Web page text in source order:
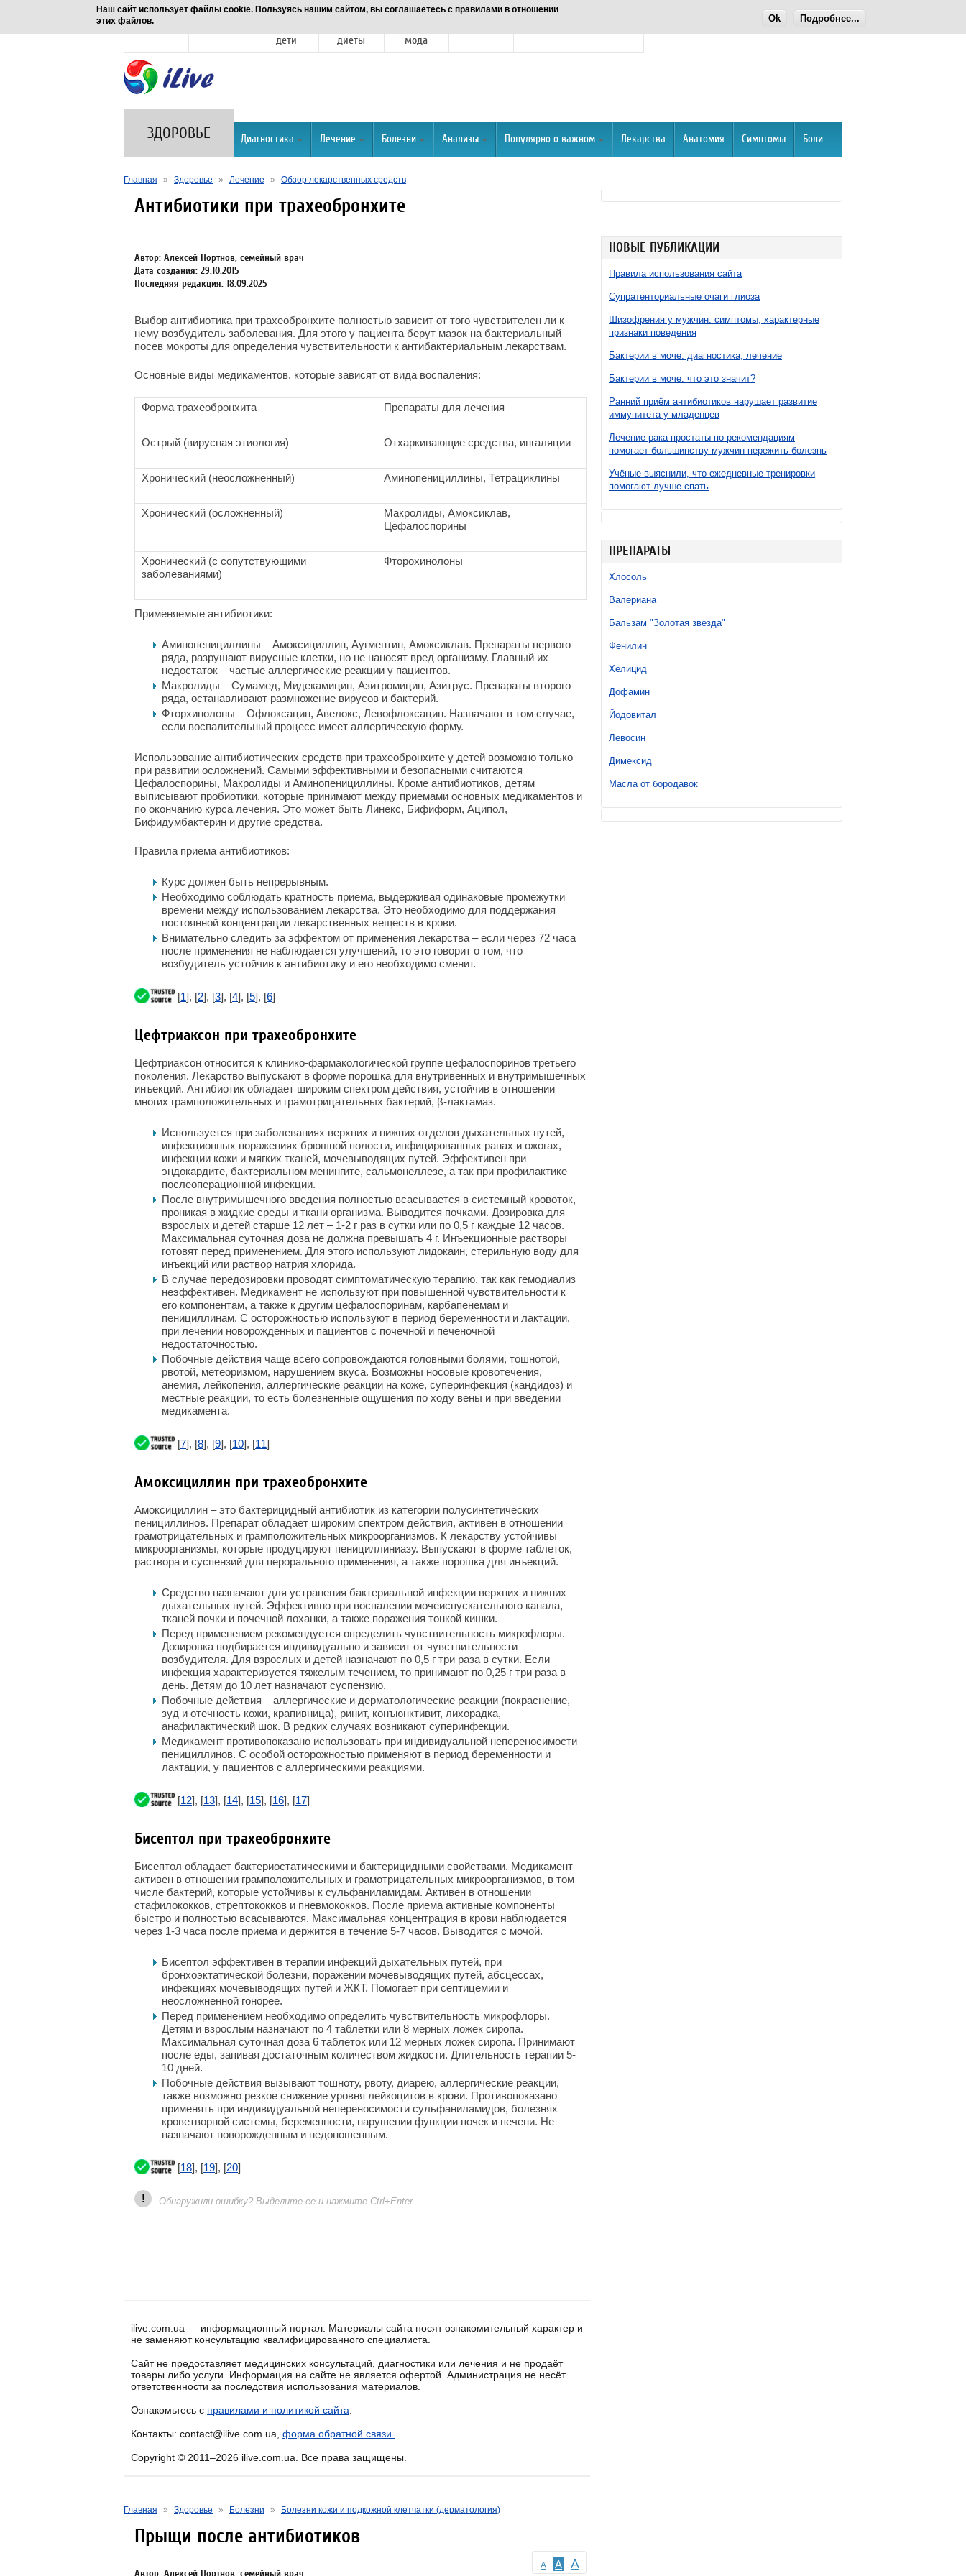
Наш сайт использует файлы cookie. Пользуясь нашим сайтом, вы соглашаетесь с правилами в отношении
этих файлов.
Ok Подробнее...
Новости
дети
диеты
мода
ЗДОРОВЬЕ Диагностика Лечение Болезни Анализы Популярно о важном Лекарства Анатомия Симптомы Боли
Главная » Здоровье » Лечение » Обзор лекарственных средств
НОВЫЕ ПУБЛИКАЦИИ
Правила использования сайта
Супратенториальные очаги глиоза
Шизофрения у мужчин: симптомы, характерные
признаки поведения
Бактерии в моче: диагностика, лечение
Бактерии в моче: что это значит?
Ранний приём антибиотиков нарушает развитие
иммунитета у младенцев
Лечение рака простаты по рекомендациям
помогает большинству мужчин пережить болезнь
Учёные выяснили, что ежедневные тренировки
помогают лучше спать
ПРЕПАРАТЫ
Хлосоль
Валериана
Бальзам "Золотая звезда"
Фенилин
Хелицид
Дофамин
Йодовитал
Левосин
Димексид
Масла от бородавок
Антибиотики при трахеобронхите
Автор: Алексей Портнов, семейный врач
Дата создания: 29.10.2015
Последняя редакция: 18.09.2025
Выбор антибиотика при трахеобронхите полностью зависит от того чувствителен ли к
нему возбудитель заболевания. Для этого у пациента берут мазок на бактериальный
посев мокроты для определения чувствительности к антибактериальным лекарствам.
Основные виды медикаментов, которые зависят от вида воспаления:
Форма трахеобронхита Препараты для лечения
Острый (вирусная этиология) Отхаркивающие средства, ингаляции
Хронический (неосложненный) Аминопенициллины, Тетрациклины
Хронический (осложненный)
Макролиды, Амоксиклав,
Цефалоспорины
Хронический (с сопутствующими
заболеваниями)
Фторохинолоны
Применяемые антибиотики:
Аминопенициллины – Амоксициллин, Аугментин, Амоксиклав. Препараты первого
ряда, разрушают вирусные клетки, но не наносят вред организму. Главный их
недостаток – частые аллергические реакции у пациентов.
Макролиды – Сумамед, Мидекамицин, Азитромицин, Азитрус. Препараты второго
ряда, останавливают размножение вирусов и бактерий.
Фторхинолоны – Офлоксацин, Авелокс, Левофлоксацин. Назначают в том случае,
если воспалительный процесс имеет аллергическую форму.
Использование антибиотических средств при трахеобронхите у детей возможно только
при развитии осложнений. Самыми эффективными и безопасными считаются
Цефалоспорины, Макролиды и Аминопенициллины. Кроме антибиотиков, детям
выписывают пробиотики, которые принимают между приемами основных медикаментов и
по окончанию курса лечения. Это может быть Линекс, Бифиформ, Аципол,
Бифидумбактерин и другие средства.
Правила приема антибиотиков:
Курс должен быть непрерывным.
Необходимо соблюдать кратность приема, выдерживая одинаковые промежутки
времени между использованием лекарства. Это необходимо для поддержания
постоянной концентрации лекарственных веществ в крови.
Внимательно следить за эффектом от применения лекарства – если через 72 часа
после применения не наблюдается улучшений, то это говорит о том, что
возбудитель устойчив к антибиотику и его необходимо сменит.
[1], [2], [3], [4], [5], [6]
Цефтриаксон при трахеобронхите
Цефтриаксон относится к клинико-фармакологической группе цефалоспоринов третьего
поколения. Лекарство выпускают в форме порошка для внутривенных и внутримышечных
инъекций. Антибиотик обладает широким спектром действия, устойчив в отношении
многих грамположительных и грамотрицательных бактерий, β-лактамаз.
Используется при заболеваниях верхних и нижних отделов дыхательных путей,
инфекционных поражениях брюшной полости, инфицированных ранах и ожогах,
инфекции кожи и мягких тканей, мочевыводящих путей. Эффективен при
эндокардите, бактериальном менингите, сальмонеллезе, а так при профилактике
послеоперационной инфекции.
После внутримышечного введения полностью всасывается в системный кровоток,
проникая в жидкие среды и ткани организма. Выводится почками. Дозировка для
взрослых и детей старше 12 лет – 1-2 г раз в сутки или по 0,5 г каждые 12 часов.
Максимальная суточная доза не должна превышать 4 г. Инъекционные растворы
готовят перед применением. Для этого используют лидокаин, стерильную воду для
инъекций или раствор натрия хлорида.
В случае передозировки проводят симптоматическую терапию, так как гемодиализ
неэффективен. Медикамент не используют при повышенной чувствительности к
его компонентам, а также к другим цефалоспоринам, карбапенемам и
пенициллинам. С осторожностью используют в период беременности и лактации,
при лечении новорожденных и пациентов с почечной и печеночной
недостаточностью.
Побочные действия чаще всего сопровождаются головными болями, тошнотой,
рвотой, метеоризмом, нарушением вкуса. Возможны носовые кровотечения,
анемия, лейкопения, аллергические реакции на коже, суперинфекция (кандидоз) и
местные реакции, то есть болезненные ощущения по ходу вены и при введении
медикамента.
[7], [8], [9], [10], [11]
Амоксициллин при трахеобронхите
Амоксициллин – это бактерицидный антибиотик из категории полусинтетических
пенициллинов. Препарат обладает широким спектром действия, активен в отношении
грамотрицательных и грамположительных микроорганизмов. К лекарству устойчивы
микроорганизмы, которые продуцируют пенициллиниазу. Выпускают в форме таблеток,
раствора и суспензий для перорального применения, а также порошка для инъекций.
Средство назначают для устранения бактериальной инфекции верхних и нижних
дыхательных путей. Эффективно при воспалении мочеиспускательного канала,
тканей почки и почечной лоханки, а также поражения тонкой кишки.
Перед применением рекомендуется определить чувствительность микрофлоры.
Дозировка подбирается индивидуально и зависит от чувствительности
возбудителя. Для взрослых и детей назначают по 0,5 г три раза в сутки. Если
инфекция характеризуется тяжелым течением, то принимают по 0,25 г три раза в
день. Детям до 10 лет назначают суспензию.
Побочные действия – аллергические и дерматологические реакции (покраснение,
зуд и отечность кожи, крапивница), ринит, конъюнктивит, лихорадка,
анафилактический шок. В редких случаях возникают суперинфекции.
Медикамент противопоказано использовать при индивидуальной непереносимости
пенициллинов. С особой осторожностью применяют в период беременности и
лактации, у пациентов с аллергическими реакциями.
[12], [13], [14], [15], [16], [17]
Бисептол при трахеобронхите
Бисептол обладает бактериостатическими и бактерицидными свойствами. Медикамент
активен в отношении грамположительных и грамотрицательных микроорганизмов, в том
числе бактерий, которые устойчивы к сульфаниламидам. Активен в отношении
стафилококков, стрептококков и пневмококков. После приема активные компоненты
быстро и полностью всасываются. Максимальная концентрация в крови наблюдается
через 1-3 часа после приема и держится в течение 5-7 часов. Выводится с мочой.
Бисептол эффективен в терапии инфекций дыхательных путей, при
бронхоэктатической болезни, поражении мочевыводящих путей, абсцессах,
инфекциях мочевыводящих путей и ЖКТ. Помогает при септицемии и
неосложненной гонорее.
Перед применением необходимо определить чувствительность микрофлоры.
Детям и взрослым назначают по 4 таблетки или 8 мерных ложек сиропа.
Максимальная суточная доза 6 таблеток или 12 мерных ложек сиропа. Принимают
после еды, запивая достаточным количеством жидкости. Длительность терапии 5-
10 дней.
Побочные действия вызывают тошноту, рвоту, диарею, аллергические реакции,
также возможно резкое снижение уровня лейкоцитов в крови. Противопоказано
применять при индивидуальной непереносимости сульфаниламидов, болезнях
кроветворной системы, беременности, нарушении функции почек и печени. Не
назначают новорожденным и недоношенным.
[18], [19], [20]
! Обнаружили ошибку? Выделите ее и нажмите Ctrl+Enter.
ilive.com.ua — информационный портал. Материалы сайта носят ознакомительный характер и
не заменяют консультацию квалифицированного специалиста.
Сайт не предоставляет медицинских консультаций, диагностики или лечения и не продаёт
товары либо услуги. Информация на сайте не является офертой. Администрация не несёт
ответственности за последствия использования материалов.
Ознакомьтесь с правилами и политикой сайта
Контакты: contact@ilive.com.ua, форма обратной связи.
Copyright © 2011–2026 ilive.com.ua. Все права защищены.
Главная » Здоровье » Болезни » Болезни кожи и подкожной клетчатки (дерматология)
A A A
Прыщи после антибиотиков
Автор: Алексей Портнов, семейный врач